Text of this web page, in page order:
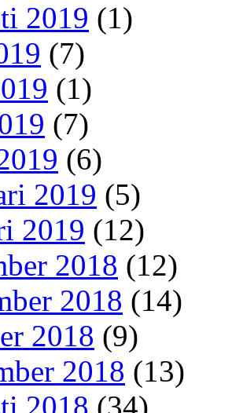
2019 (1)
(7)
(1)
(7)
(6)
2019 (5)
2019 (12)
2018 (12)
2018 (14)
2018 (9)
2018 (13)